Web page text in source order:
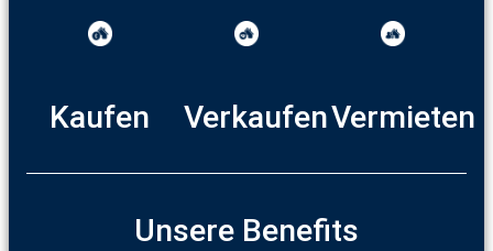
Kaufen VerkaufenVermieten
Unsere Benefits